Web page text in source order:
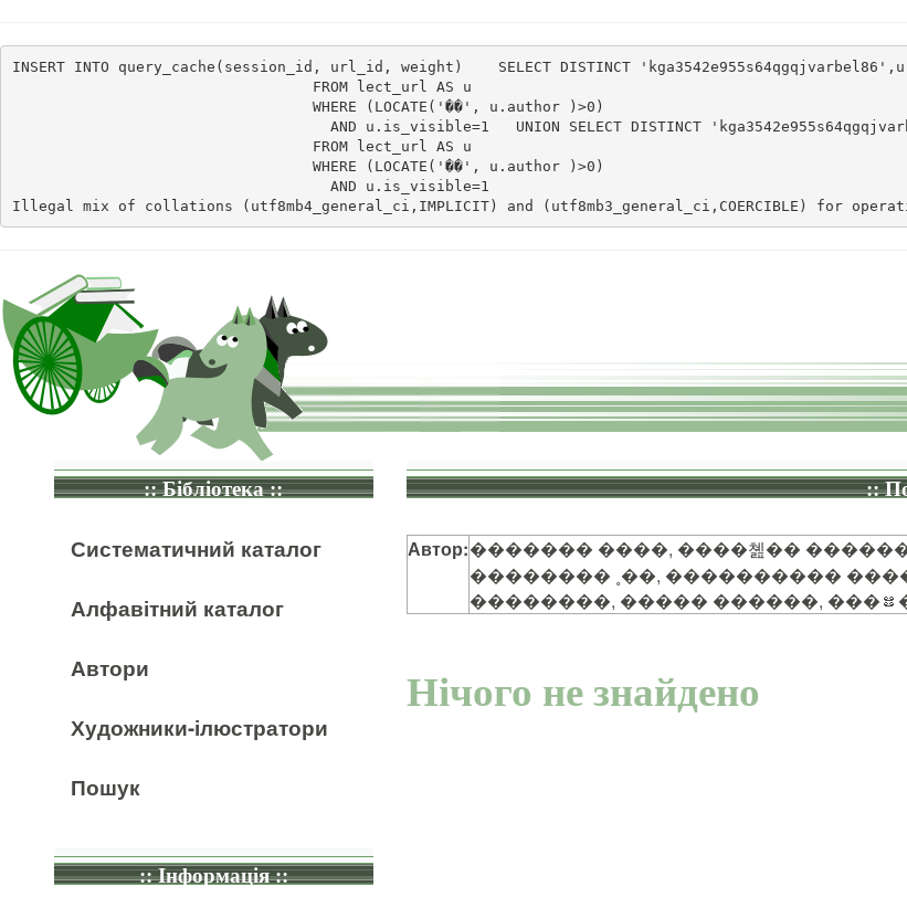
INSERT INTO query_cache(session_id, url_id, weight)    SELECT DISTINCT
                                  FROM lect_url AS u
                                  WHERE (LOCATE('��', u.author )>0)
AND u.is_visible=1   UNION SELECT DISTINCT
                                  FROM lect_url AS u
                                  WHERE (LOCATE('��', u.author )>0)
                                    AND u.is_visible=1
Illegal mix of collations (utf8mb4_general_ci,IMPLICIT) and (utf8mb3_general_ci,COERCIBLE) for
:: Бібліотека ::
Систематичний каталог
Алфавітний каталог
Автори
Художники-ілюстратори
Пошук
:: Інформація ::
::
Автор:������� ����, ����쳺��
�������� ˳��, ����������
��������, ����� ������,
Нічого не знайдено